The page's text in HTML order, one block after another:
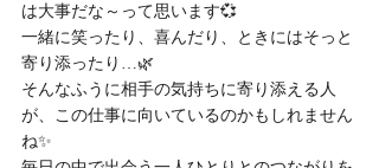
は大事だな～って思います💞
一緒に笑ったり、喜んだり、ときにはそっと
寄り添ったり…🌿
そんなふうに相手の気持ちに寄り添える人
が、この仕事に向いているのかもしれません
ね✨